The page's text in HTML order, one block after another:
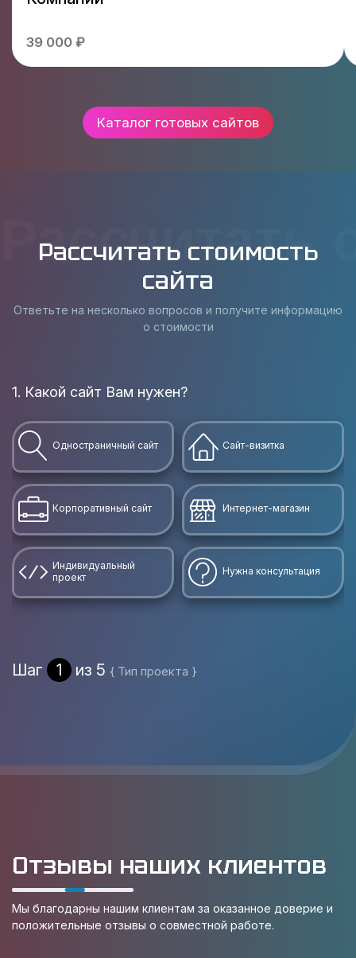
39 000 ₽
Каталог готовых сайтов
Рассчитать стоимость
сайта
Ответьте на несколько вопросов и получите информацию
о стоимости
1. Какой сайт Вам нужен?
Одностраничный сайт Сайт-визитка
Корпоративный сайт Интернет-магазин
Индивидуальный
проект
Нужна консультация
Шаг 1 из 5 { Тип проекта }
Отзывы наших клиентов
Мы благодарны нашим клиентам за оказанное доверие и
положительные отзывы о совместной работе.